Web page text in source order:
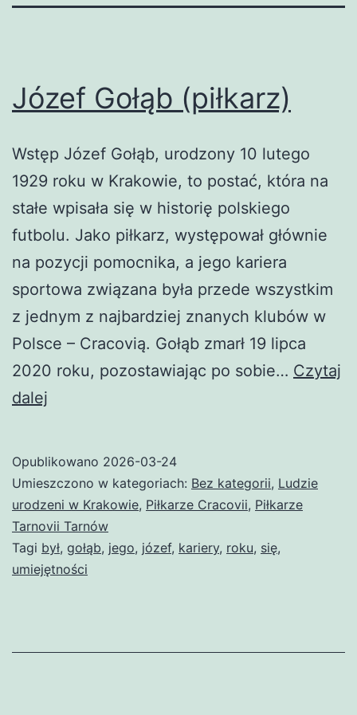
Józef Gołąb (piłkarz)
Wstęp Józef Gołąb, urodzony 10 lutego
1929 roku w Krakowie, to postać, która na
stałe wpisała się w historię polskiego
futbolu. Jako piłkarz, występował głównie
na pozycji pomocnika, a jego kariera
sportowa związana była przede wszystkim
z jednym z najbardziej znanych klubów w
Polsce – Cracovią. Gołąb zmarł 19 lipca
2020 roku, pozostawiając po sobie… Czytaj
dalej
Opublikowano 2026-03-24
Umieszczono w kategoriach: Bez kategorii, Ludzie
urodzeni w Krakowie, Piłkarze Cracovii, Piłkarze
Tarnovii Tarnów
Tagi był, gołąb, jego, józef, kariery, roku, się,
umiejętności